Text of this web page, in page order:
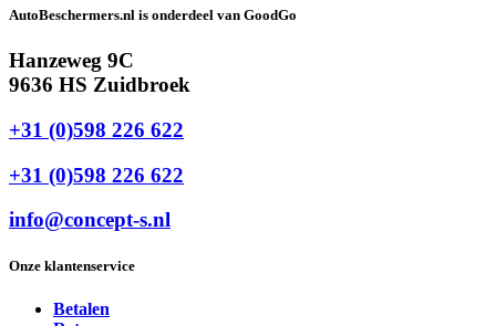
AutoBeschermers.nl is onderdeel van GoodGo
Hanzeweg 9C
9636 HS Zuidbroek
+31 (0)598 226 622
+31 (0)598 226 622
info@concept-s.nl
Onze klantenservice
Betalen